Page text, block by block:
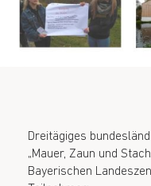
Dreitägiges
„Mauer, Zaun und
Bayerischen